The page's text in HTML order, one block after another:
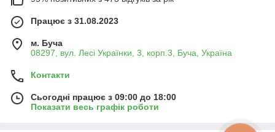
Працює з 31.08.2023
м. Буча
08297, вул. Лесі Українки, 3, корп.3, Буча, Україна
Контакти
Сьогодні працює з 09:00 до 18:00
Показати весь графік роботи